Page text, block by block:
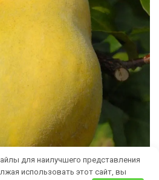
для наилучшего представления
использовать этот сайт, вы